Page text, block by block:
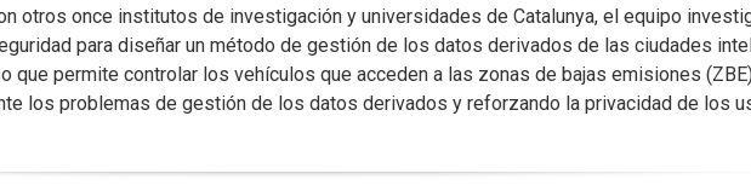
otros once institutos de investigación y universidades de Catalunya, el equipo
para diseñar un método de gestión de los datos derivados de las ciudades
que permite controlar los vehículos que acceden a las zonas de bajas emisiones
los problemas de gestión de los datos derivados y reforzando la privacidad de los